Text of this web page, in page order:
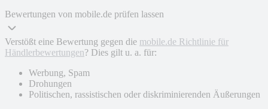
Bewertungen von mobile.de prüfen lassen
Verstößt eine Bewertung gegen die mobile.de Richtlinie für
Händlerbewertungen? Dies gilt u. a. für:
Werbung, Spam
Drohungen
Politischen, rassistischen oder diskriminierenden Äußerungen